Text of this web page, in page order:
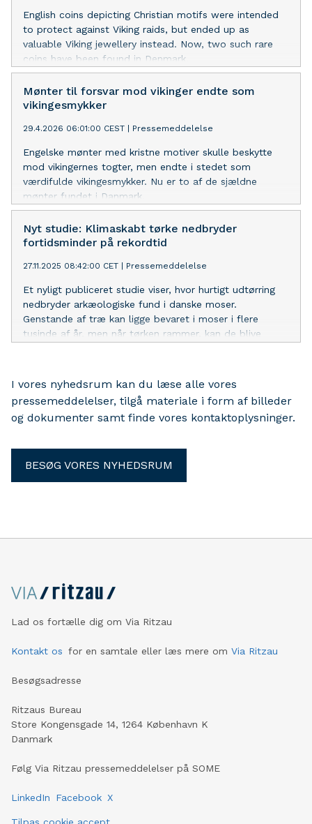
English coins depicting Christian motifs were intended
to protect against Viking raids, but ended up as
valuable Viking jewellery instead. Now, two such rare
coins have been found in Denmark.
Mønter til forsvar mod vikinger endte som
vikingesmykker
29.4.2026 06:01:00 CEST Pressemeddelelse
Engelske mønter med kristne motiver skulle beskytte
mod vikingernes togter, men endte i stedet som
værdifulde vikingesmykker. Nu er to af de sjældne
mønter fundet i Danmark.
Nyt studie: Klimaskabt tørke nedbryder
fortidsminder på rekordtid
27.11.2025 08:42:00 CET Pressemeddelelse
Et nyligt publiceret studie viser, hvor hurtigt udtørring
nedbryder arkæologiske fund i danske moser.
Genstande af træ kan ligge bevaret i moser i flere
tusinde af år, men når tørken rammer, kan de blive
I vores nyhedsrum kan du læse alle vores
pressemeddelelser, tilgå materiale i form af billeder
og dokumenter samt finde vores kontaktoplysninger.
BESØG VORES NYHEDSRUM
Lad os fortælle dig om Via Ritzau
Kontakt os for en samtale eller læs mere om Via Ritzau
Besøgsadresse
Ritzaus Bureau
Store Kongensgade 14, 1264 København K
Danmark
Følg Via Ritzau pressemeddelelser på SOME
LinkedIn Facebook X